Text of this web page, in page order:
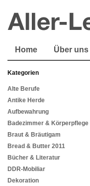
Home Über uns
Kategorien
Alte Berufe
Antike Herde
Aufbewahrung
Badezimmer & Körperpflege
Braut & Bräutigam
Bread & Butter 2011
Bücher & Literatur
DDR-Mobiliar
Dekoration